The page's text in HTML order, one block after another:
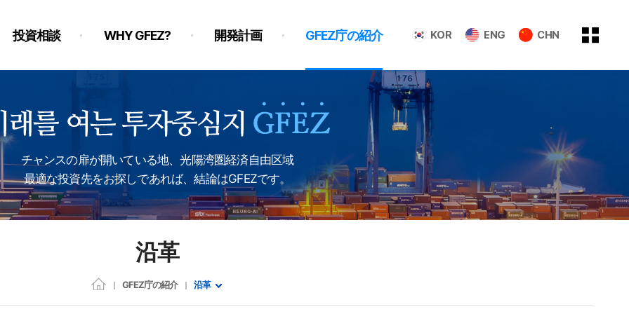
KOR ENG CHN
投資相談 WHY GFEZ? 開発計画 GFEZ庁の紹介
チャンスの扉が開いている地、光陽湾圏経済自由区域
最適な投資先をお探しであれば、結論はGFEZです。
沿革
GFEZ庁の紹介 沿革